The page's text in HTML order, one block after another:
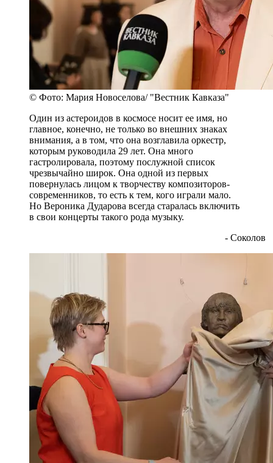
© Фото: Мария Новоселова/ "Вестник Кавказа"
Один из астероидов в космосе носит ее имя, но
главное, конечно, не только во внешних знаках
внимания, а в том, что она возглавила оркестр,
которым руководила 29 лет. Она много
гастролировала, поэтому послужной список
чрезвычайно широк. Она одной из первых
повернулась лицом к творчеству композиторов-
современников, то есть к тем, кого играли мало.
Но Вероника Дударова всегда старалась включить
в свои концерты такого рода музыку.
- Соколов